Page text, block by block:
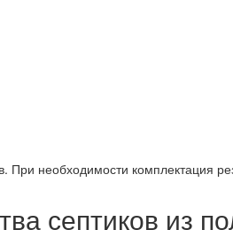
необходимости комплектация
септиков из